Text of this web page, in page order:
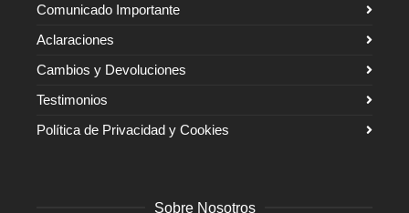
Comunicado Importante
Aclaraciones
Cambios y Devoluciones
Testimonios
Política de Privacidad y Cookies
Sobre Nosotros